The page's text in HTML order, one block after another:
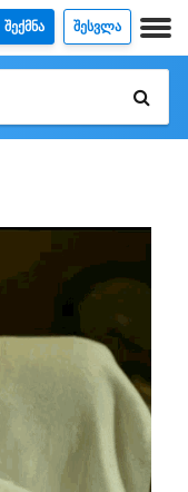
ᲨᲔᲥᲛᲜᲐ ᲨᲔᲡᲕᲚᲐ